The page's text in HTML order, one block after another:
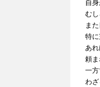
自
む
ま
特
あ
頼
一
わ